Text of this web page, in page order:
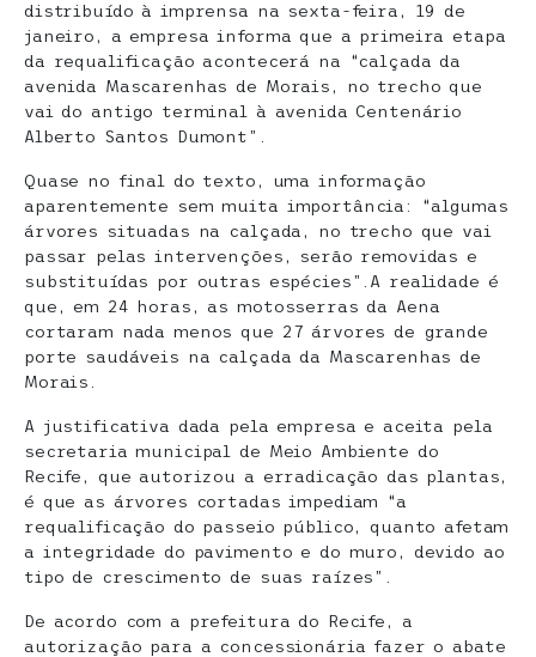
distribuído à imprensa na sexta-feira, 19 de
janeiro, a empresa informa que a primeira etapa
da requalificação acontecerá na “calçada da
avenida Mascarenhas de Morais, no trecho que
vai do antigo terminal à avenida Centenário
Alberto Santos Dumont”.
Quase no final do texto, uma informação
aparentemente sem muita importância: “algumas
árvores situadas na calçada, no trecho que vai
passar pelas intervenções, serão removidas e
substituídas por outras espécies”.A realidade é
que, em 24 horas, as motosserras da Aena
cortaram nada menos que 27 árvores de grande
porte saudáveis na calçada da Mascarenhas de
Morais.
A justificativa dada pela empresa e aceita pela
secretaria municipal de Meio Ambiente do
Recife, que autorizou a erradicação das plantas,
é que as árvores cortadas impediam “a
requalificação do passeio público, quanto afetam
a integridade do pavimento e do muro, devido ao
tipo de crescimento de suas raízes”.
De acordo com a prefeitura do Recife, a
autorização para a concessionária fazer o abate